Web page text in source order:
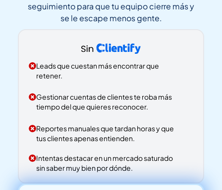
seguimiento para que tu equipo cierre más y
se le escape menos gente.
Leads que cuestan más encontrar que
retener.
Gestionar cuentas de clientes te roba más
tiempo del que quieres reconocer.
Reportes manuales que tardan horas y que
tus clientes apenas entienden.
Intentas destacar en un mercado saturado
sin saber muy bien por dónde.